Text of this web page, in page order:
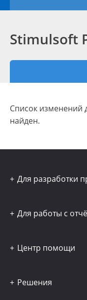
Stimulsoft
Список изменений
найден.
Для разработки
Для работы с
Центр помощи
Решения